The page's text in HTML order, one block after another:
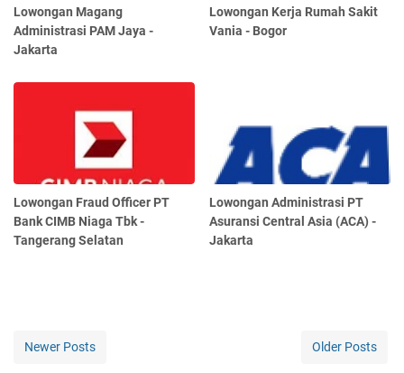
Lowongan Magang
Administrasi PAM Jaya -
Jakarta
Lowongan Kerja Rumah Sakit
Vania - Bogor
Lowongan Fraud Officer PT
Bank CIMB Niaga Tbk -
Tangerang Selatan
Lowongan Administrasi PT
Asuransi Central Asia (ACA) -
Jakarta
Newer Posts Older Posts